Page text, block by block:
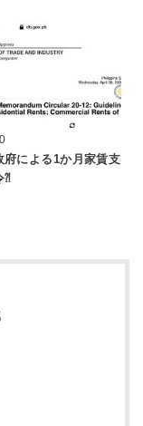
府による1か月家賃支
⁈